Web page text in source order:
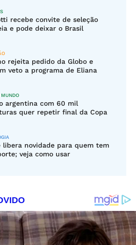
recebe convite de seleção
e pode deixar o Brasil
rejeita pedido da Globo e
veto a programa de Eliana
MUNDO
argentina com 60 mil
quer repetir final da Copa
libera novidade para quem tem
veja como usar